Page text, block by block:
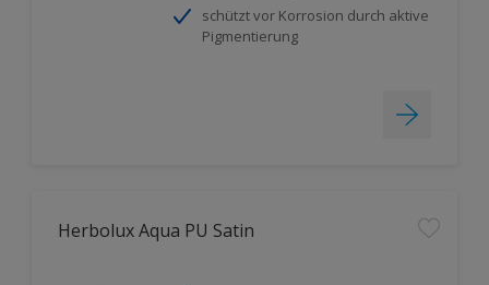
schützt vor Korrosion durch aktive
Pigmentierung
Herbolux Aqua PU Satin